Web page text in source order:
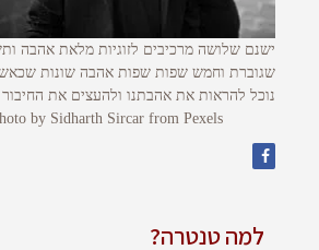
ישנם שלושה מרכיבים לזוגיות מלאת אהבה
שגוברת וחמש שפות שפות אהבה שונות
נוכל להראות את אהבתנו ולהעצים את
למה טנטרה?